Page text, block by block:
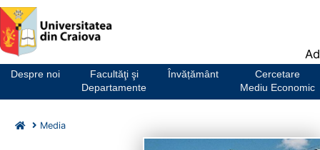
Notă:
Acest
website
un
Despre noi
Facultăţi şi
Departamente
Învățământ
Cercetare
Mediu Economic
Media